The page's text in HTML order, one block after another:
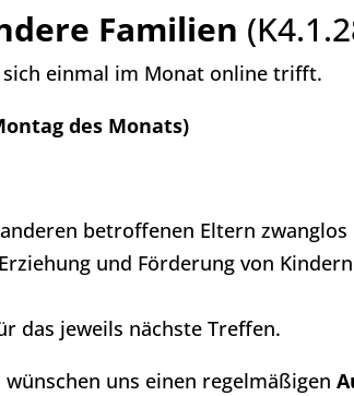
Familien
einmal im Monat online trifft.
des Monats)
betroffenen Eltern
und Förderung von
das jeweils nächste Treffen.
uns einen regelmäßigen